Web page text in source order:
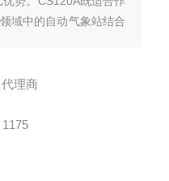
域中的自动气象站结合
代理商
1175